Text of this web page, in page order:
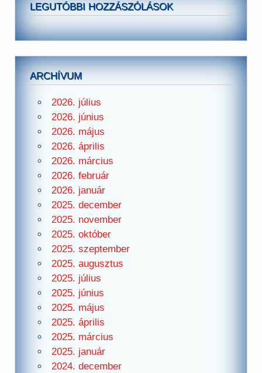
LEGUTÓBBI HOZZÁSZÓLÁSOK
ARCHÍVUM
2026. július
2026. június
2026. május
2026. április
2026. március
2026. február
2026. január
2025. december
2025. november
2025. október
2025. szeptember
2025. augusztus
2025. július
2025. június
2025. május
2025. április
2025. március
2025. január
2024. december